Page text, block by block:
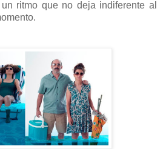
ritmo que no deja indiferente al